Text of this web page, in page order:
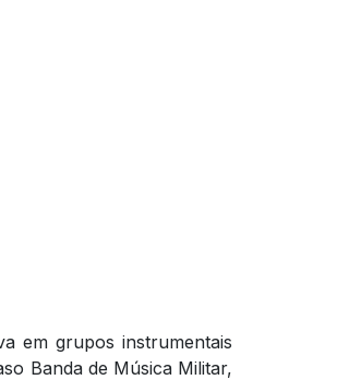
em grupos instrumentais
Banda de Música Militar,